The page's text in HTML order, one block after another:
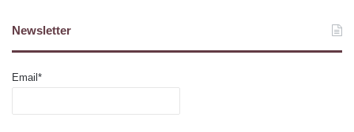
Newsletter
Email*